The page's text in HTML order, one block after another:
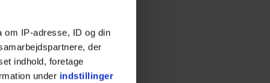
om IP-adresse, ID og din
der
indhold, foretage
under indstillinger